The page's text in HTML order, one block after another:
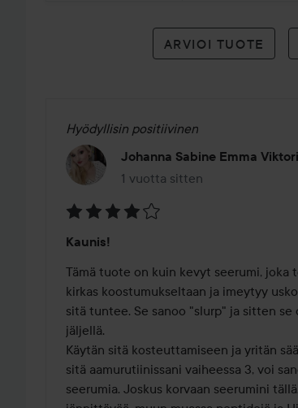
ARVIOI TUOTE
Hyödyllisin positiivinen
Johanna Sabine Emma
1 vuotta sitten
Viesti luotiin 1 vuotta sitten
4
/
5
Kaunis!
Tämä tuote on kuin kevyt seerumi, joka
kirkas koostumukseltaan ja imeytyy
sitä tuntee. Se sanoo "slurp" ja sitten se
jäljellä.
Käytän sitä kosteuttamiseen ja yritän
sitä aamurutiinissani vaiheessa 3, voi
seerumia. Joskus korvaan seerumini